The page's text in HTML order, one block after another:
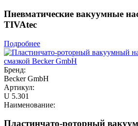
Пневматические вакуумные
TIVAtec
Подробнее
Бренд:
Becker GmbH
Артикул:
U 5.301
Наименование:
Пластинчато-роторный